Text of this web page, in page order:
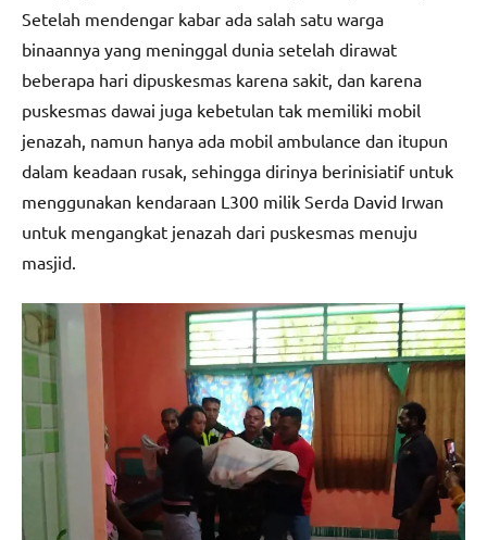
Setelah mendengar kabar ada salah satu warga
binaannya yang meninggal dunia setelah dirawat
beberapa hari dipuskesmas karena sakit, dan karena
puskesmas dawai juga kebetulan tak memiliki mobil
jenazah, namun hanya ada mobil ambulance dan itupun
dalam keadaan rusak, sehingga dirinya berinisiatif untuk
menggunakan kendaraan L300 milik Serda David Irwan
untuk mengangkat jenazah dari puskesmas menuju
masjid.